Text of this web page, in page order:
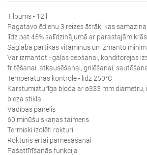
Tilpums - 12 l
Pagatavo ēdienu 3 reizes ātrāk, kas
līdz pat 45% salīdzinājumā ar parastajām
Saglabā pārtikas vitamīnus un izmanto
Var izmantot - gaļas cepšanai, konditorejas
fritēšanai, atkausēšanai, grilēšanai,
Temperatūras kontrole - līdz 250°C
Karstumizturīga bļoda ar ø333 mm
bieza stikla
Vadības panelis
60 minūšu skaņas taimeris
Termiski izolēti rokturi
Rokturis ērtai pārnēsāšanai
Pašattīrīšanās funkcija